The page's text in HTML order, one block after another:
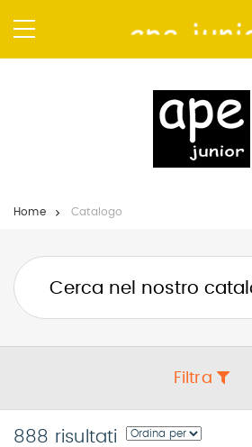
Home Catalogo
Filtra
888 risultati